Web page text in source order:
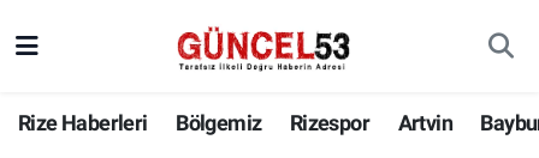
Rize Haberleri Bölgemiz Rizespor Artvin